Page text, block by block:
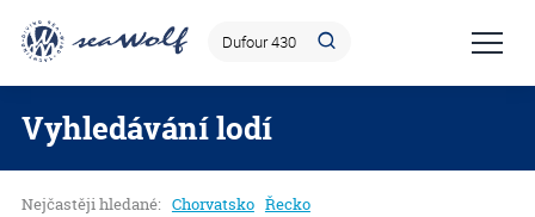
Vyhledávání lodí
Nejčastěji hledané: Chorvatsko Řecko